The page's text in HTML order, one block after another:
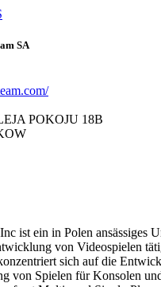
SA
POKOJU 18B
ist ein in Polen ansässiges
von Videospielen
sich auf die
von Spielen für Konsolen